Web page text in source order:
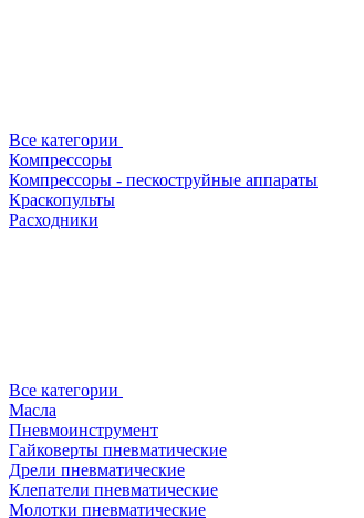
Все категории
Компрессоры
Компрессоры - пескоструйные аппараты
Краскопульты
Расходники
Все категории
Масла
Пневмоинструмент
Гайковерты пневматические
Дрели пневматические
Клепатели пневматические
Молотки пневматические